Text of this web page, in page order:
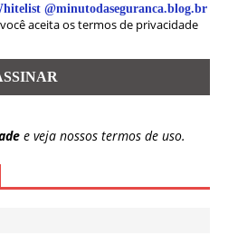
@minutodaseguranca.blog.br
aceita os termos de privacidade
e veja nossos termos de uso.